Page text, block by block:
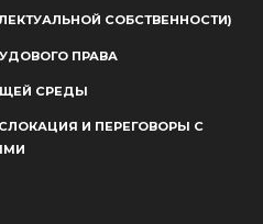
СОБСТВЕННОСТИ)
ПРАВА
СРЕДЫ
И ПЕРЕГОВОРЫ С